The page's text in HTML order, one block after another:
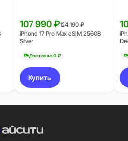
107 990 ₽124 190 ₽
iPhone 17 Pro Max eSIM 256GB
Silver
Доставка 0 ₽
Купить